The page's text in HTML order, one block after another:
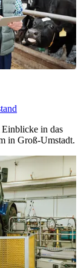
in das
in Groß-Umstadt.